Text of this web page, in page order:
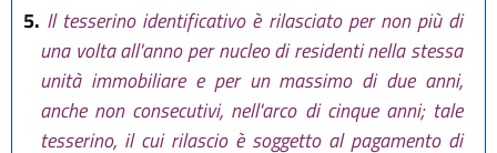
5. Il tesserino identificativo è rilasciato per non più di
una volta all'anno per nucleo di residenti nella stessa
unità immobiliare e per un massimo di due anni,
anche non consecutivi, nell'arco di cinque anni; tale
tesserino, il cui rilascio è soggetto al pagamento di